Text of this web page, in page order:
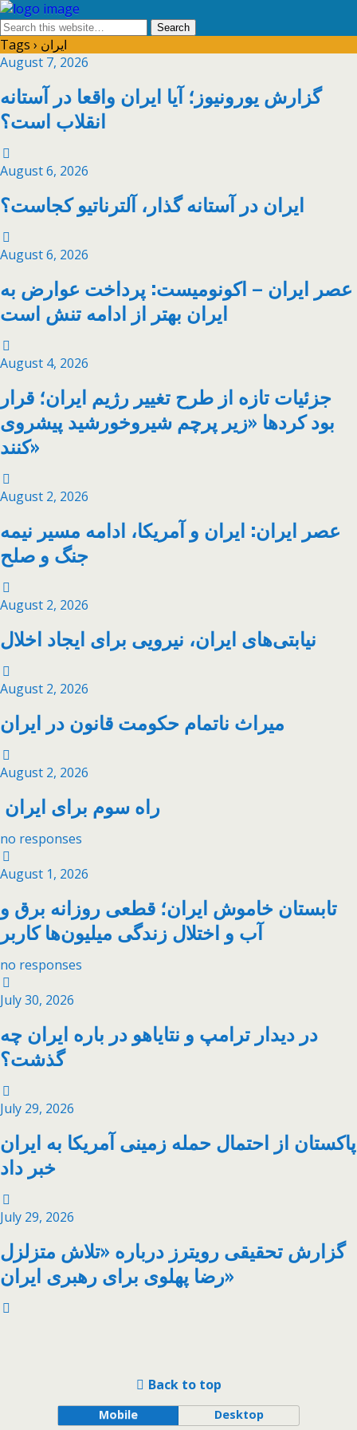
Tags › ایران
August 7, 2026
گزارش یورونیوز؛ آیا ایران واقعا در آستانه
انقلاب است؟
August 6, 2026
ایران در آستانه گذار، آلترناتیو کجاست؟
August 6, 2026
عصر ایران – اکونومیست: پرداخت عوارض به
ایران بهتر از ادامه تنش است
August 4, 2026
جزئیات تازه از طرح تغییر رژیم ایران؛ قرار
بود کردها «زیر پرچم شیروخورشید پیشروی
کنند»
August 2, 2026
عصر ایران: ایران و آمریکا، ادامه مسیر نیمه
جنگ و صلح
August 2, 2026
نیابتی‌های ایران، نیرویی برای ایجاد اخلال
August 2, 2026
میراث ناتمام حکومت قانون در ایران
August 2, 2026
راه سوم برای ایران
no responses
August 1, 2026
تابستان خاموش ایران؛ قطعی روزانه برق و
آب و اختلال زندگی میلیون‌ها کاربر
no responses
July 30, 2026
در دیدار ترامپ و نتایاهو در باره ایران چه
گذشت؟
July 29, 2026
پاکستان از احتمال حمله زمینی آمریکا به ایران
خبر داد
July 29, 2026
گزارش تحقیقی رویترز درباره «تلاش متزلزل
رضا پهلوی برای رهبری ایران»
Back to top
Mobile Desktop